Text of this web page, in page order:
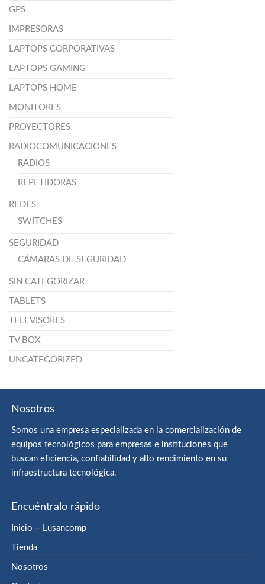
GPS
IMPRESORAS
LAPTOPS CORPORATIVAS
LAPTOPS GAMING
LAPTOPS HOME
MONITORES
PROYECTORES
RADIOCOMUNICACIONES
RADIOS
REPETIDORAS
REDES
SWITCHES
SEGURIDAD
CÁMARAS DE SEGURIDAD
SIN CATEGORIZAR
TABLETS
TELEVISORES
TV BOX
UNCATEGORIZED
Nosotros
Somos una empresa especializada en la comercialización de
equipos tecnológicos para empresas e instituciones que
buscan eficiencia, confiabilidad y alto rendimiento en su
infraestructura tecnológica.
Encuéntralo rápido
Inicio – Lusancomp
Tienda
Nosotros